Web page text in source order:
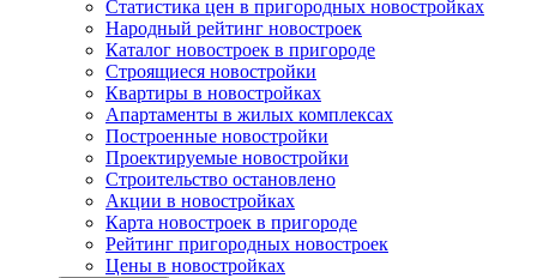
Статистика цен в пригородных новостройках
Народный рейтинг новостроек
Каталог новостроек в пригороде
Строящиеся новостройки
Квартиры в новостройках
Апартаменты в жилых комплексах
Построенные новостройки
Проектируемые новостройки
Строительство остановлено
Акции в новостройках
Карта новостроек в пригороде
Рейтинг пригородных новостроек
Цены в новостройках